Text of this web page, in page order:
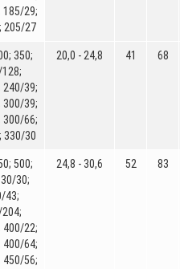
185/29;
205/27
350;
240/39;
300/39;
300/66;
330/30
20,0 - 24,8 41 68
500;
30;
43;
400/22;
400/64;
450/56;
24,8 - 30,6 52 83